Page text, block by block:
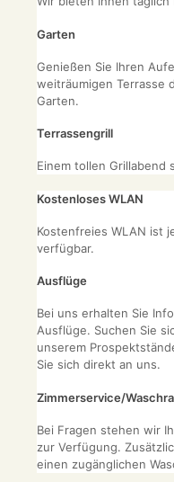
Garten
Genießen Sie Ihren
weiträumigen Terrasse
Garten.
Terrassengrill
Einem tollen Grillabend
Kostenloses WLAN
Kostenfreies WLAN ist
verfügbar.
Ausflüge
Bei uns erhalten Sie
Ausflüge. Suchen Sie
unserem
Sie sich direkt an uns.
Zimmerservice/
Bei Fragen stehen wir
zur Verfügung.
einen zugänglichen